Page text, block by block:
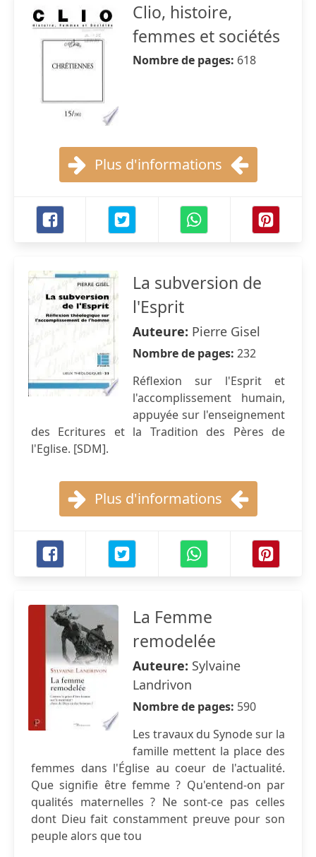
Clio, histoire,
femmes et sociétés
Nombre de pages: 618
Plus d'informations
La subversion de
l'Esprit
Auteure: Pierre Gisel
Nombre de pages: 232
Réflexion sur l'Esprit et
l'accomplissement humain,
appuyée sur l'enseignement
des Ecritures et la Tradition des Pères de
l'Eglise. [SDM].
Plus d'informations
La Femme
remodelée
Auteure: Sylvaine
Landrivon
Nombre de pages: 590
Les travaux du Synode sur la
famille mettent la place des
femmes dans l'Église au coeur de l'actualité.
Que signifie être femme ? Qu'entend-on par
qualités maternelles ? Ne sont-ce pas celles
dont Dieu fait constamment preuve pour son
peuple alors que tou